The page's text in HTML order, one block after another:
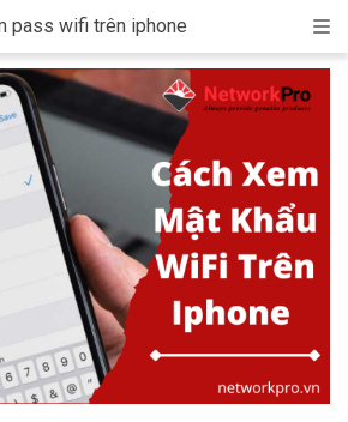
pass wifi trên iphone